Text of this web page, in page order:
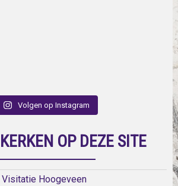
Volgen op Instagram
OP DEZE SITE
Hoogeveen